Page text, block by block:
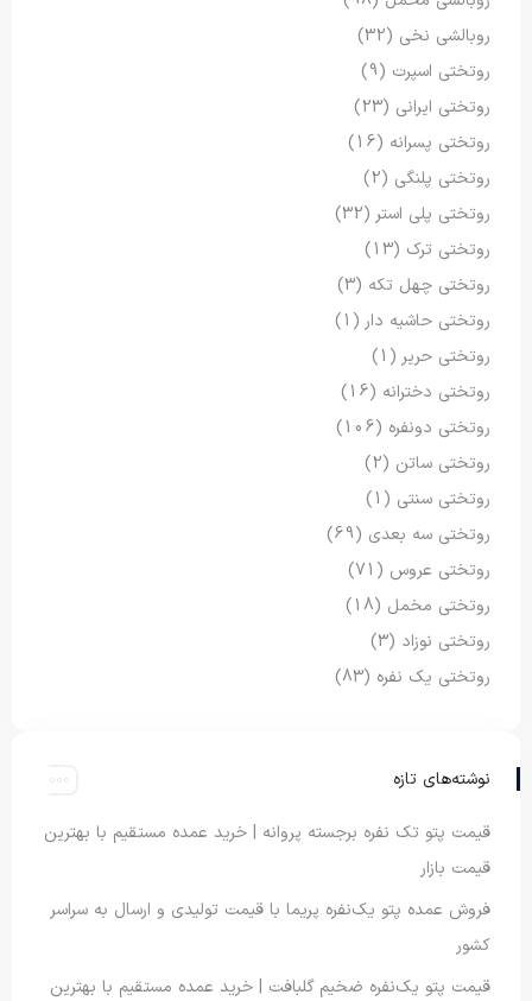
روبالشی نخی (32)
روتختی اسپرت (9)
روتختی ایرانی (23)
روتختی پسرانه (16)
روتختی پلنگی (2)
روتختی پلی استر (32)
روتختی ترک (13)
روتختی چهل تکه (3)
روتختی حاشیه دار (1)
روتختی حریر (1)
روتختی دخترانه (16)
روتختی دونفره (106)
روتختی ساتن (2)
روتختی سنتی (1)
روتختی سه بعدی (69)
روتختی عروس (71)
روتختی مخمل (18)
روتختی نوزاد (3)
روتختی یک نفره (83)
نوشته‌های تازه
قیمت پتو تک نفره برجسته پروانه | خرید عمده مستقیم با بهترین
قیمت بازار
فروش عمده پتو یک‌نفره پریما با قیمت تولیدی و ارسال به سراسر
کشور
قیمت پتو یک‌نفره ضخیم گلبافت | خرید عمده مستقیم با بهترین